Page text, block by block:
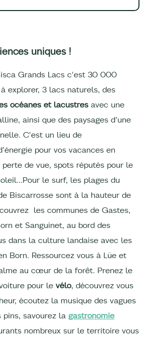
uniques !
Grands Lacs c'est 30 000
explorer, 3 lacs naturels, des
océanes et lacustres avec une
ainsi que des paysages d’une
C'est un lieu de
pour vos vacances en
de vue, spots réputés pour le
le surf, les plages du
Biscarrosse sont à la hauteur de
les communes de Gastes,
et Sanguinet, au bord des
dans la culture landaise avec les
Born. Ressourcez vous à Lüe et
au cœur de la forêt. Prenez le
pour le vélo, découvrez vous
écoutez la musique des vagues
savourez la gastronomie
nombreux sur le territoire vous